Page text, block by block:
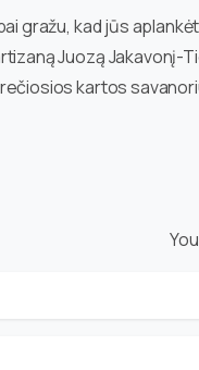
gražu, kad jūs
Juozą Jakavonį-
kartos